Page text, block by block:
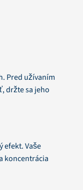
Pred užívaním
držte sa jeho
efekt. Vaše
koncentrácia